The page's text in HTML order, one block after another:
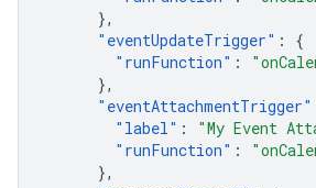
},
" eventUpdateTrigger" :
{
" runFunction" :
},
" eventAttachmentTrigger"
" label" : "My Event
" runFunction" :
},